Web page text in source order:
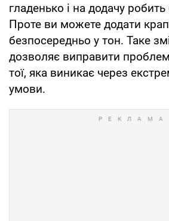
гладенько і на додачу
Проте ви можете додати
безпосередньо у тон. Таке
дозволяє виправити
тої, яка виникає через
умови.